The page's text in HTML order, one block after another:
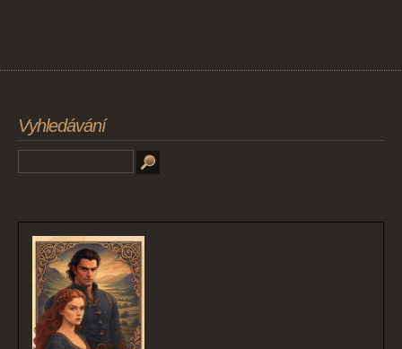
Vyhledávání